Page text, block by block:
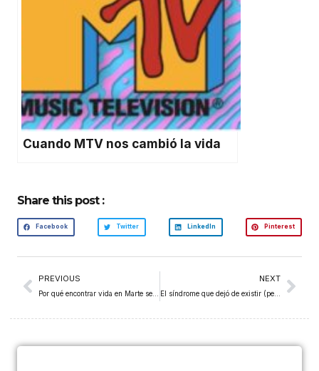
Cuando MTV nos cambió la vida
Share this post :
Facebook Twitter LinkedIn Pinterest
PREVIOUS NEXT
El síndrome que dejó de existir (pero no de importar)